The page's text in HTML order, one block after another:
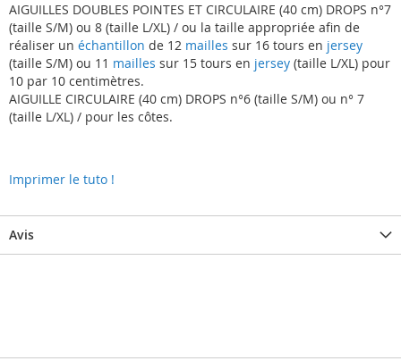
AIGUILLES DOUBLES POINTES ET CIRCULAIRE (40 cm) DROPS n°7
(taille S/M) ou 8 (taille L/XL) / ou la taille appropriée afin de
réaliser un échantillon de 12 mailles sur 16 tours en jersey
(taille S/M) ou 11 mailles sur 15 tours en jersey (taille L/XL) pour
10 par 10 centimètres.
AIGUILLE CIRCULAIRE (40 cm) DROPS n°6 (taille S/M) ou n° 7
(taille L/XL) / pour les côtes.
Imprimer le tuto !
Avis